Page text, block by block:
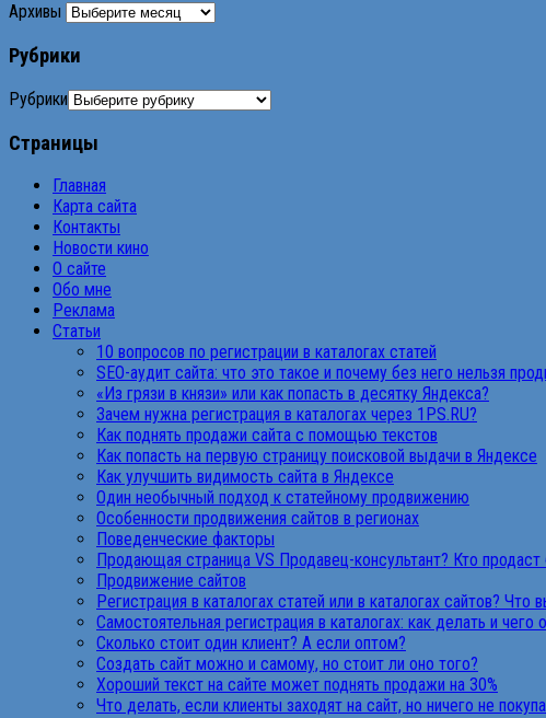
Архивы
Рубрики
Рубрики
Страницы
Главная
Карта сайта
Контакты
Новости кино
О сайте
Обо мне
Реклама
Статьи
10 вопросов по регистрации в каталогах статей
SEO-аудит сайта: что это такое и почему без него нельзя
«Из грязи в князи» или как попасть в десятку Яндекса?
Зачем нужна регистрация в каталогах через 1PS.RU?
Как поднять продажи сайта с помощью текстов
Как попасть на первую страницу поисковой выдачи в Яндексе
Как улучшить видимость сайта в Яндексе
Один необычный подход к статейному продвижению
Особенности продвижения сайтов в регионах
Поведенческие факторы
Продающая страница VS Продавец-консультант? Кто
Продвижение сайтов
Регистрация в каталогах статей или в каталогах сайтов? Что
Самостоятельная регистрация в каталогах: как делать и чего
Сколько стоит один клиент? А если оптом?
Создать сайт можно и самому, но стоит ли оно того?
Хороший текст на сайте может поднять продажи на 30%
Что делать, если клиенты заходят на сайт, но ничего не